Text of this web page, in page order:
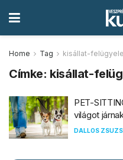
Home Tag kisállat-
Címke: kisállat-
PET-
világot
DALLOS